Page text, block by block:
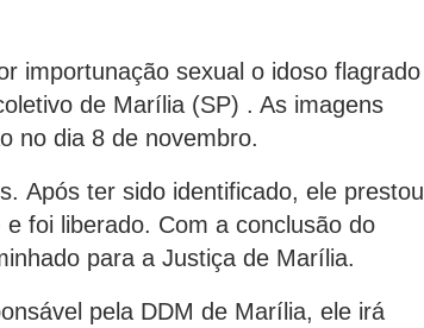
importunação sexual o idoso flagrado
de Marília (SP) . As imagens
no dia 8 de novembro.
Após ter sido identificado, ele prestou
foi liberado. Com a conclusão do
para a Justiça de Marília.
pela DDM de Marília, ele irá